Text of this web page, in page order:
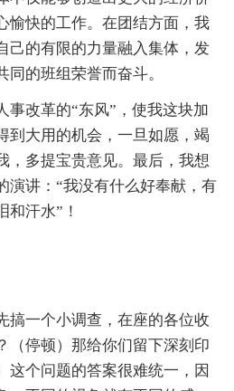
愉快的工作。在团结方面，我
己的有限的力量融入集体，发
的班组荣誉而奋斗。
事改革的“东风”，使我这块加
到大用的机会，一旦如愿，竭
，多提宝贵意见。最后，我想
演讲：“我没有什么好奉献，有
和汗水”！
搞一个小调查，在座的各位收
（停顿）那给你们留下深刻印
这个问题的答案很难统一，因